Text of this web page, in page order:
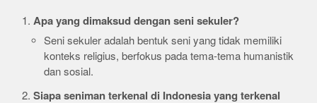
Apa yang dimaksud dengan seni sekuler?
Seni sekuler adalah bentuk seni yang tidak memiliki
konteks religius, berfokus pada tema-tema humanistik
dan sosial.
Siapa seniman terkenal di Indonesia yang terkenal